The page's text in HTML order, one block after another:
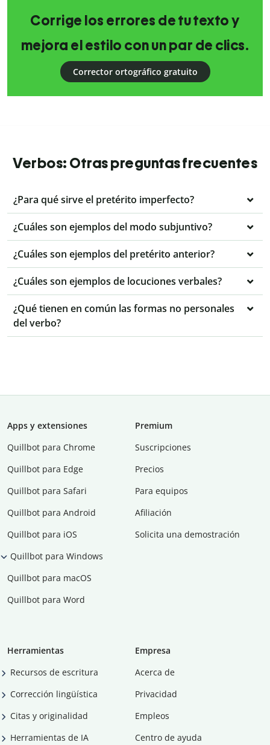
Corrige los errores de tu texto y
mejora el estilo con un par de clics.
Corrector ortográfico gratuito
Verbos: Otras preguntas frecuentes
¿Para qué sirve el pretérito imperfecto?
¿Cuáles son ejemplos del modo subjuntivo?
¿Cuáles son ejemplos del pretérito anterior?
¿Cuáles son ejemplos de locuciones verbales?
¿Qué tienen en común las formas no personales
del verbo?
Apps y extensiones
Quillbot para Chrome
Quillbot para Edge
Quillbot para Safari
Quillbot para Android
Quillbot para iOS
Quillbot para Windows
Quillbot para macOS
Quillbot para Word
Premium
Suscripciones
Precios
Para equipos
Afiliación
Solicita una demostración
Herramientas
Recursos de escritura
Corrección lingüística
Citas y originalidad
Herramientas de IA
Empresa
Acerca de
Privacidad
Empleos
Centro de ayuda